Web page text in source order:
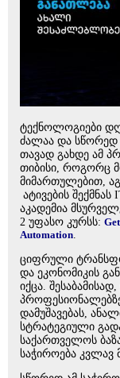
ტექნოლოგიები
ძალაა და სწორედ
თავად გახდე ამ
თიბისი, როგორც
მიმართულებით,
ატივების
აკადემია
2 უფასო კურსს:
Automation
ციფრული
და ეკონომიკის
იქცა.
დამუშავებას,
სტრატეგიული
საქართველოს
საჭიროება კვლავ